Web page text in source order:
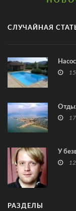
СЛУЧАЙНАЯ
У
РАЗДЕЛЫ